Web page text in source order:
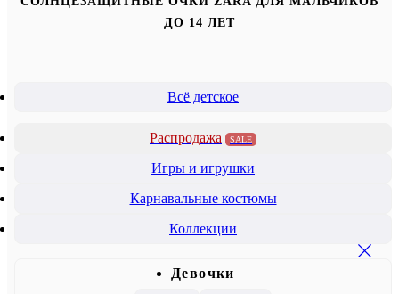
ДО 14 ЛЕТ
Всё детское
Распродажа SALE
Игры и игрушки
Карнавальные костюмы
Коллекции
Девочки